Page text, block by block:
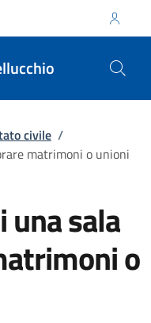
civile /
matrimoni o unioni
una sala
o